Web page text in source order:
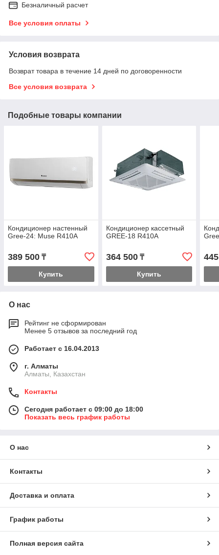
Безналичный расчет
Все условия оплаты
Условия возврата
Возврат товара в течение 14 дней по договоренности
Все условия возврата
Подобные товары компании
Кондиционер настенный
Gree-24: Muse R410A
389 500 ₸
Купить
Кондиционер кассетный
GREE-18 R410A
364 500₸
Купить
О нас
Рейтинг не сформирован
Менее 5 отзывов за последний год
Работает с 16.04.2013
г. Алматы
Алматы, Казахстан
Контакты
Сегодня работает с 09:00 до 18:00
Показать весь график работы
О нас
Контакты
Доставка и оплата
График работы
Полная версия сайта